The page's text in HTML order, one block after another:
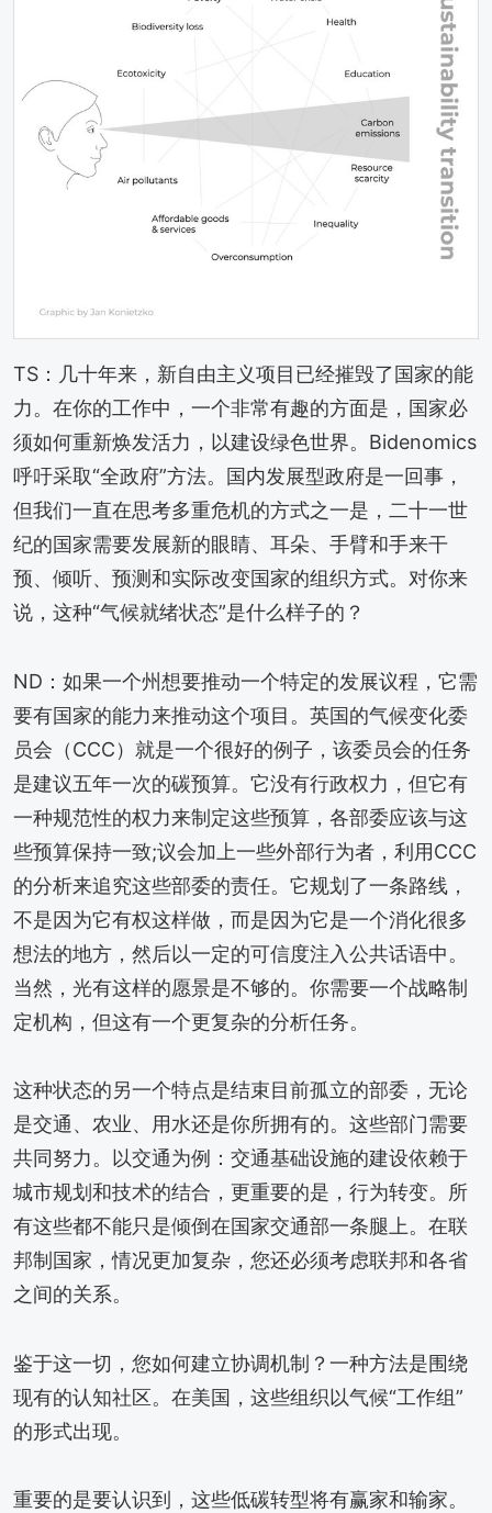
TS：几十年来，新自由主义项目已经摧毁了国家的能
力。在你的工作中，一个非常有趣的方面是，国家必
须如何重新焕发活力，以建设绿色世界。Bidenomics
呼吁采取“全政府”方法。国内发展型政府是一回事，
但我们一直在思考多重危机的方式之一是，二十一世
纪的国家需要发展新的眼睛、耳朵、手臂和手来干
预、倾听、预测和实际改变国家的组织方式。对你来
说，这种“气候就绪状态”是什么样子的？
ND：如果一个州想要推动一个特定的发展议程，它需
要有国家的能力来推动这个项目。英国的气候变化委
员会（CCC）就是一个很好的例子，该委员会的任务
是建议五年一次的碳预算。它没有行政权力，但它有
一种规范性的权力来制定这些预算，各部委应该与这
些预算保持一致;议会加上一些外部行为者，利用CCC
的分析来追究这些部委的责任。它规划了一条路线，
不是因为它有权这样做，而是因为它是一个消化很多
想法的地方，然后以一定的可信度注入公共话语中。
当然，光有这样的愿景是不够的。你需要一个战略制
定机构，但这有一个更复杂的分析任务。
这种状态的另一个特点是结束目前孤立的部委，无论
是交通、农业、用水还是你所拥有的。这些部门需要
共同努力。以交通为例：交通基础设施的建设依赖于
城市规划和技术的结合，更重要的是，行为转变。所
有这些都不能只是倾倒在国家交通部一条腿上。在联
邦制国家，情况更加复杂，您还必须考虑联邦和各省
之间的关系。
鉴于这一切，您如何建立协调机制？一种方法是围绕
现有的认知社区。在美国，这些组织以气候“工作组”
的形式出现。
重要的是要认识到，这些低碳转型将有赢家和输家。